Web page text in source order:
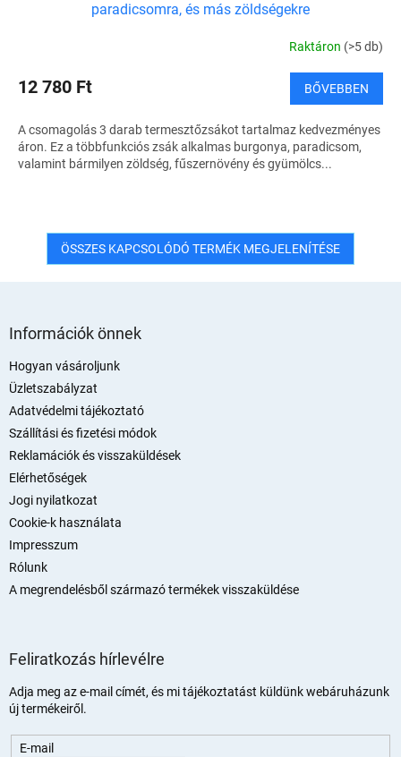
paradicsomra, és más zöldségekre
Raktáron (>5 db)
12 780 Ft BŐVEBBEN
A csomagolás 3 darab termesztőzsákot tartalmaz kedvezményes
áron. Ez a többfunkciós zsák alkalmas burgonya, paradicsom,
valamint bármilyen zöldség, fűszernövény és gyümölcs...
ÖSSZES KAPCSOLÓDÓ TERMÉK MEGJELENÍTÉSE
Információk önnek
Hogyan vásároljunk
Üzletszabályzat
Adatvédelmi tájékoztató
Szállítási és fizetési módok
Reklamációk és visszaküldések
Elérhetőségek
Jogi nyilatkozat
Cookie-k használata
Impresszum
Rólunk
A megrendelésből származó termékek visszaküldése
Feliratkozás hírlevélre
Adja meg az e-mail címét, és mi tájékoztatást küldünk webáruházunk
új termékeiről.
E-mail